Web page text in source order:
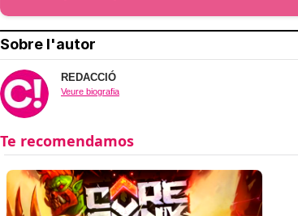
Sobre l'autor
REDACCIÓ
Veure biografia